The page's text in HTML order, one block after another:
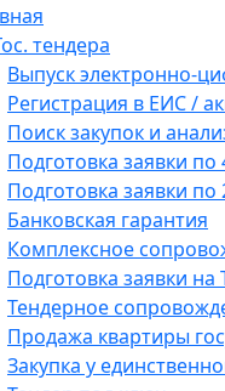
тендера
Выпуск электронно-
Регистрация в ЕИС /
Поиск закупок и
Подготовка заявки по
Подготовка заявки по
Банковская гарантия
Комплексное
Подготовка заявки на
Тендерное
Продажа квартиры
Закупка у